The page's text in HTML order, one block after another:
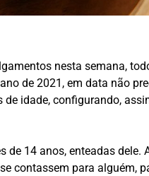
nesta semana,
de 2021, em data não
idade, configurando,
14 anos, enteadas
contassem para alguém,